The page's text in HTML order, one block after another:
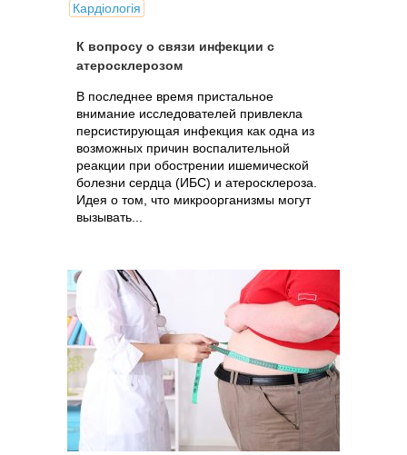
Кардіологія
К вопросу о связи инфекции с
атеросклерозом
В последнее время пристальное
внимание исследователей привлекла
персистирующая инфекция как одна из
возможных причин воспалительной
реакции при обострении ишемической
болезни сердца (ИБС) и атеросклероза.
Идея о том, что микроорганизмы могут
вызывать...